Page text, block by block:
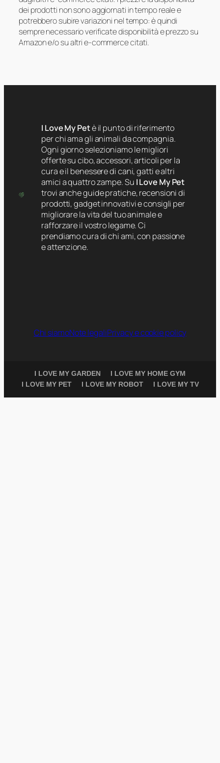
dei prodotti non sono aggiornati in tempo reale e
potrebbero subire variazioni nel tempo: è quindi
sempre necessario verificate disponibilità e prezzo su
Amazon e/o su altri e-commerce citati.
I Love My Petè il punto di riferimento
per chi ama gli animali da compagnia.
Ogni giorno selezioniamo le migliori
offerte su cibo, accessori, articoli per la
cura e il benessere di cani, gatti e altri
amici a quattro zampe. Su I Love My Pet
trovi anche guide pratiche, recensioni di
prodotti, gadget innovativi e consigli per
migliorare la vita del tuo animale e
rafforzare il vostro legame. Ci
prendiamo cura di chi ami, con passione
e attenzione.
Chi siamoNote legaliPrivacy e cookie policy
I LOVE MY GARDEN
I LOVE MY HOME GYM
I LOVE MY PET
I LOVE MY ROBOT I LOVE MY TV